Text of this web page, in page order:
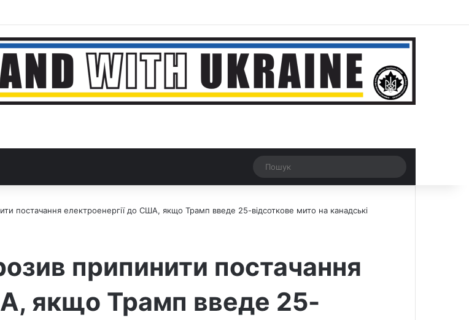
Google News
Threads
Рандомна новина
Switch skin
постачання електроенергії до США, якщо Трамп введе 25-відсоткове мито на канадські
припинити постачання
якщо Трамп введе 25-